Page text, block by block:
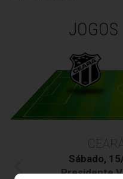
JOGOS
Sábado,
Presidente